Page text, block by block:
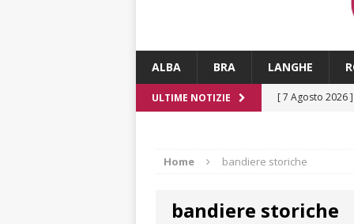
ALBA BRA LANGHE
ULTIME NOTIZIE [ 7 Agosto 2026 ]
vitello
PRIMO
Home bandiere storiche
bandiere storiche